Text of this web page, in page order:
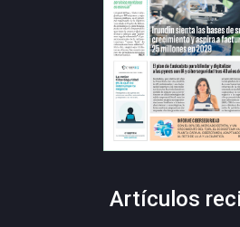
Artículos